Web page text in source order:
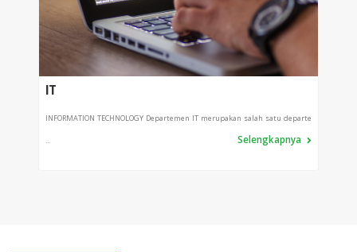
IT
INFORMATION TECHNOLOGY Departemen IT merupakan salah satu departe
... Selengkapnya